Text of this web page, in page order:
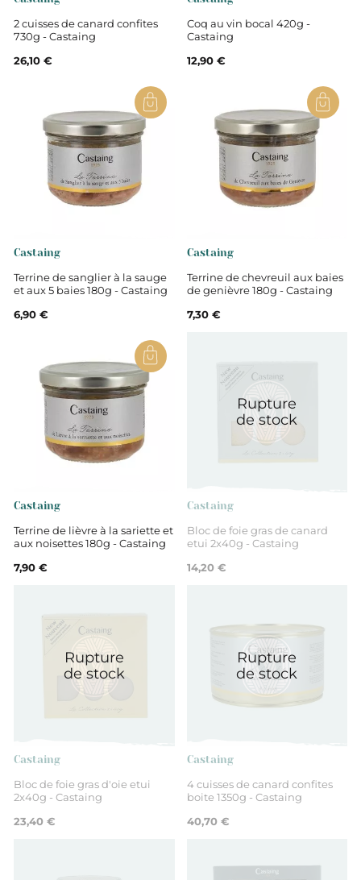
2 cuisses de canard confites
730g - Castaing
26,10 €
Coq au vin bocal 420g -
Castaing
12,90 €
Castaing
Terrine de sanglier à la sauge
et aux 5 baies 180g - Castaing
6,90 €
Castaing
Terrine de chevreuil aux baies
de genièvre 180g - Castaing
7,30 €
Castaing
Terrine de lièvre à la sariette et
aux noisettes 180g - Castaing
7,90 €
Rupture
de stock
Castaing
Bloc de foie gras de canard
etui 2x40g - Castaing
14,20 €
Rupture
de stock
Castaing
Bloc de foie gras d'oie etui
2x40g - Castaing
23,40 €
Rupture
de stock
Castaing
4 cuisses de canard confites
boite 1350g - Castaing
40,70 €